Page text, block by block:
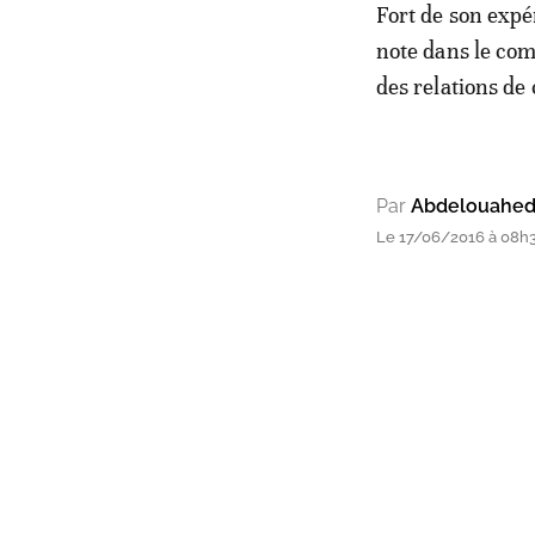
Fort de son
note dans le
des relations
Par
Le 17/06/2016 à